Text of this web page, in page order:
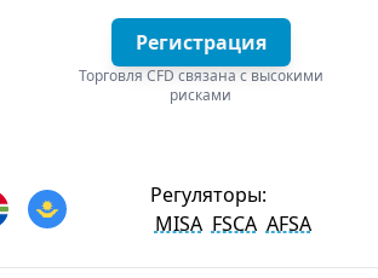
Регистрация
Торговля CFD связана с высокими
рисками
Регуляторы:
MISA FSCA AFSA